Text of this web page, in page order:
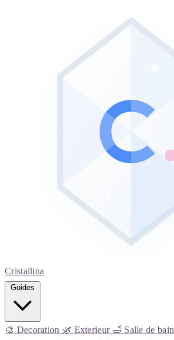
Cristallina
🎨 Decoration 🌿 Exterieur 🛁 Salle de bain